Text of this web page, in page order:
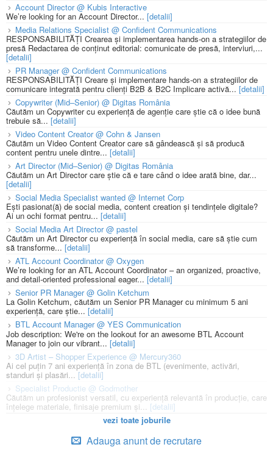
Account Director @ Kubis Interactive
We’re looking for an Account Director... [detalii]
Media Relations Specialist @ Confident Communications
RESPONSABILITĂȚI Crearea și implementarea hands-on a strategiilor de
presă Redactarea de conținut editorial: comunicate de presă, interviuri,...
[detalii]
PR Manager @ Confident Communications
RESPONSABILITĂȚI Creare și implementare hands-on a strategiilor de
comunicare integrată pentru clienți B2B & B2C Implicare activă... [detalii]
Copywriter (Mid–Senior) @ Digitas România
Căutăm un Copywriter cu experiență de agenție care știe că o idee bună
trebuie să... [detalii]
Video Content Creator @ Cohn & Jansen
Căutăm un Video Content Creator care să gândească și să producă
content pentru unele dintre... [detalii]
Art Director (Mid–Senior) @ Digitas România
Căutăm un Art Director care știe că e tare când o idee arată bine, dar...
[detalii]
Social Media Specialist wanted @ Internet Corp
Ești pasionat(ă) de social media, content creation și tendințele digitale?
Ai un ochi format pentru... [detalii]
Social Media Art Director @ pastel
Căutăm un Art Director cu experiență în social media, care să știe cum
să transforme... [detalii]
ATL Account Coordinator @ Oxygen
We’re looking for an ATL Account Coordinator – an organized, proactive,
and detail-oriented professional eager... [detalii]
Senior PR Manager @ Golin Ketchum
La Golin Ketchum, căutăm un Senior PR Manager cu minimum 5 ani
experiență, care știe... [detalii]
BTL Account Manager @ YES Communication
Job description: We're on the lookout for an awesome BTL Account
Manager to join our vibrant... [detalii]
3D Artist – Shopper Experience @ Mercury360
Ai cel puțin 7 ani experiență în zona de BTL (evenimente, activări,
standuri și plasări...[detalii]
Specialist Productie @ Godmother
Căutăm un profesionist versatil, cu experiență relevantă în producție, care
înțelege materiale, finisaje premium și... [detalii]
vezi toate joburile
Adauga anunt de recrutare